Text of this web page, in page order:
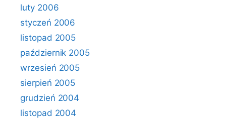
luty 2006
styczeń 2006
listopad 2005
październik 2005
wrzesień 2005
sierpień 2005
grudzień 2004
listopad 2004